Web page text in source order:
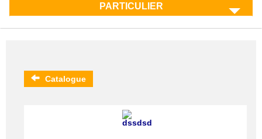
PARTICULIER
Catalogue